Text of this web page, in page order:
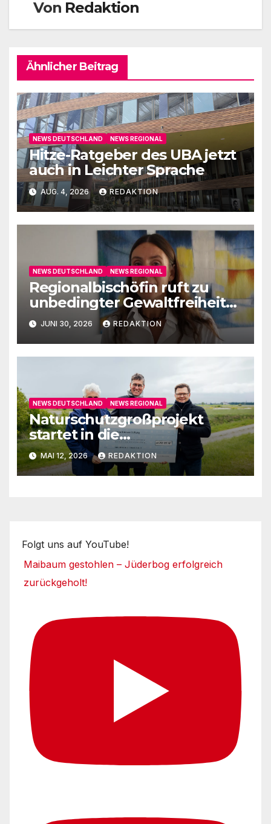
Von Redaktion
Ähnlicher Beitrag
NEWS DEUTSCHLAND NEWS REGIONAL
Hitze-Ratgeber des UBA jetzt
auch in Leichter Sprache
AUG. 4, 2026 REDAKTION
NEWS DEUTSCHLAND NEWS REGIONAL
Regionalbischöfin ruft zu
unbedingter Gewaltfreiheit
aufJUNI 30, 2026 REDAKTION
NEWS DEUTSCHLAND NEWS REGIONAL
Naturschutzgroßprojekt
startet in die
Umsetzungsphase
MAI 12, 2026 REDAKTION
Folgt uns auf YouTube!
Maibaum gestohlen – Jüderbog erfolgreich
zurückgeholt!